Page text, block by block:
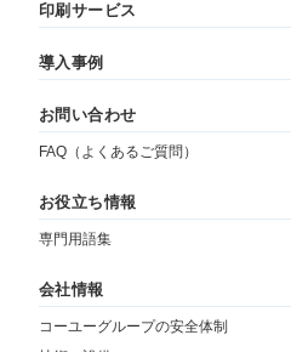
印刷サービス
導入事例
お問い合わせ
FAQ（よくあるご質問）
お役立ち情報
専門用語集
会社情報
コーユーグループの安全体制